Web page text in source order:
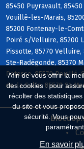
Afin de vous offrir la
des cookies : pour
récolter des
du site et vous
sécurité. Vous
En savoir
85450 Puyravault,
Vouillé-les-Marais,
85200 Fontenay-le-
Poiré s/Velluire, 85200
Pissotte, 85770 Velluire,
Ste-Radégonde, 85370
Petosse, 85570 Pouillé,
de-la-Salle, 85570 St-